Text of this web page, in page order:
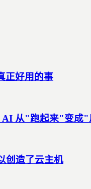
正好用的事
AI 从"跑起来"变成
创造了云主机